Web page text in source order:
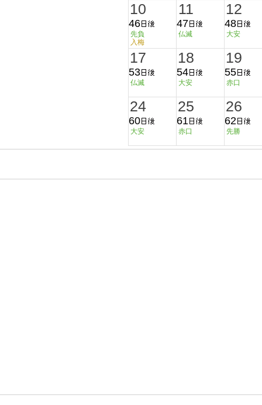
10
46
先負
入梅
11
47
仏滅
12
48
大安
17
53
仏滅
18
54
大安
19
55
赤口
24
60
大安
25
61
赤口
26
62
先勝